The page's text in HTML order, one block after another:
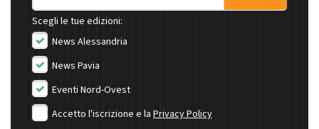
Scegli le tue edizioni:
News Alessandria
News Pavia
Eventi Nord-Ovest
Accetto l'iscrizione e la Privacy Policy